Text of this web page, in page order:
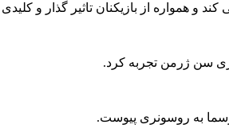
سن ژرمن تجربه کرد.
رسما به روسونری پیوست.